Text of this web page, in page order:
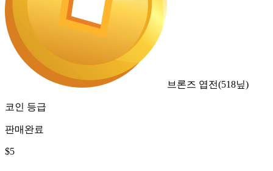
브론즈 엽전(518닢)
코인 등급
판매완료
$5